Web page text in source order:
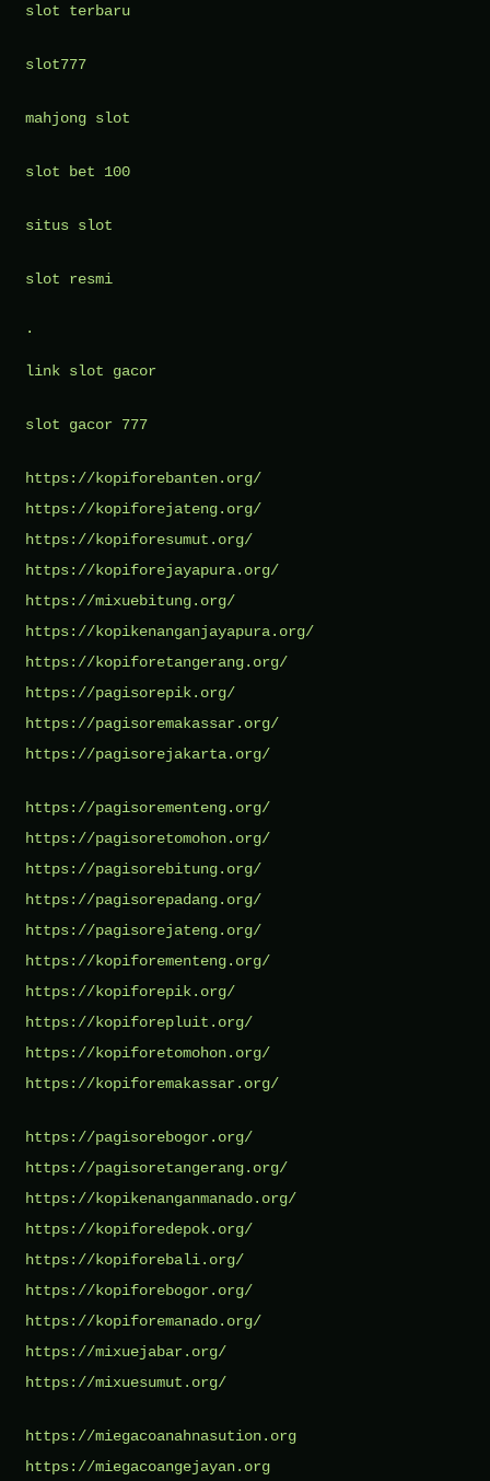
slot terbaru
slot777
mahjong slot
slot bet 100
situs slot
slot resmi
.
link slot gacor
slot gacor 777
https://kopiforebanten.org/
https://kopiforejateng.org/
https://kopiforesumut.org/
https://kopiforejayapura.org/
https://mixuebitung.org/
https://kopikenanganjayapura.org/
https://kopiforetangerang.org/
https://pagisorepik.org/
https://pagisoremakassar.org/
https://pagisorejakarta.org/
https://pagisorementeng.org/
https://pagisoretomohon.org/
https://pagisorebitung.org/
https://pagisorepadang.org/
https://pagisorejateng.org/
https://kopiforementeng.org/
https://kopiforepik.org/
https://kopiforepluit.org/
https://kopiforetomohon.org/
https://kopiforemakassar.org/
https://pagisorebogor.org/
https://pagisoretangerang.org/
https://kopikenanganmanado.org/
https://kopiforedepok.org/
https://kopiforebali.org/
https://kopiforebogor.org/
https://kopiforemanado.org/
https://mixuejabar.org/
https://mixuesumut.org/
https://miegacoanahnasution.org
https://miegacoangejayan.org